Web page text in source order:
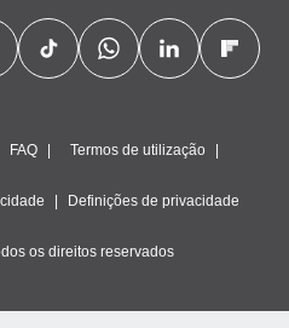
FAQ Termos de utilização
Definições de privacidade
os direitos reservados